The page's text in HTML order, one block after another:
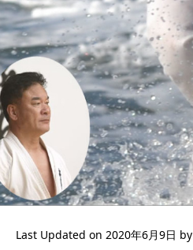
Last Updated on 2020年6月9日 by